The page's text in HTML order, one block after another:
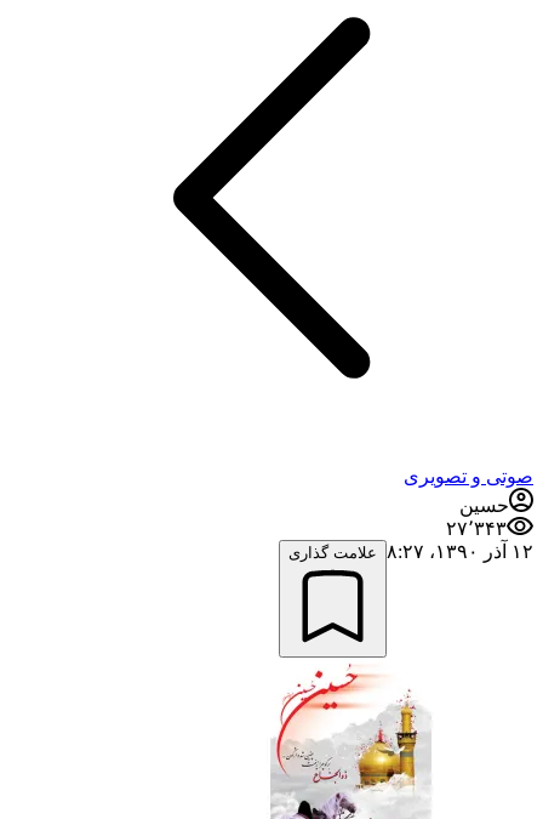
صوتی و تصویری
حسین
۲۷٬۳۴۳
۱۲ آذر ۱۳۹۰،‏ ۸:۲۷
علامت گذاری